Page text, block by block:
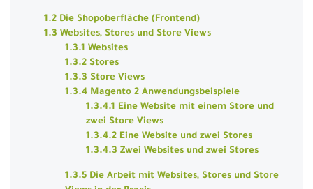
1.2 Die Shopoberfläche (Frontend)
1.3 Websites, Stores und Store Views
1.3.1 Websites
1.3.2 Stores
1.3.3 Store Views
1.3.4 Magento 2 Anwendungsbeispiele
1.3.4.1 Eine Website mit einem Store und
zwei Store Views
1.3.4.2 Eine Website und zwei Stores
1.3.4.3 Zwei Websites und zwei Stores
1.3.5 Die Arbeit mit Websites, Stores und Store